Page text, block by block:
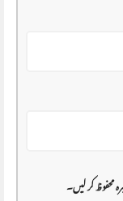
محفوظ کر لیں۔